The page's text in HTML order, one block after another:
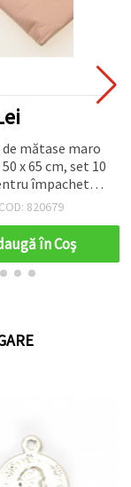
mătase maro
x 65 cm, set 10
împachetare
ambalare,
petreceri
COD: 820679
în Coş